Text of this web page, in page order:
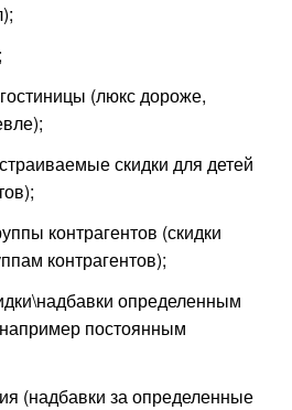
(люкс дороже,
скидки для детей
контрагентов (скидки
контрагентов);
определенным
постоянным
(надбавки за определенные